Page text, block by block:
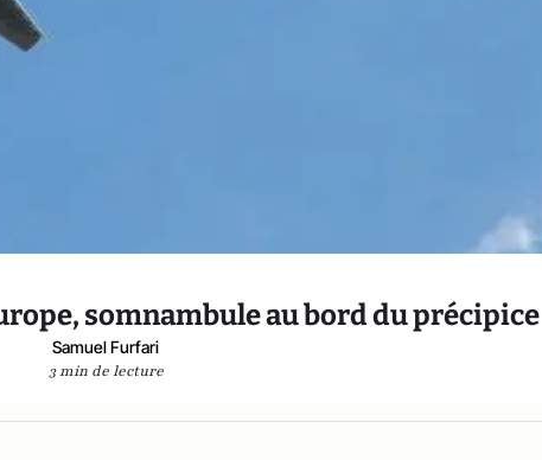
somnambule au bord du précipice
Samuel Furfari
3 min de lecture